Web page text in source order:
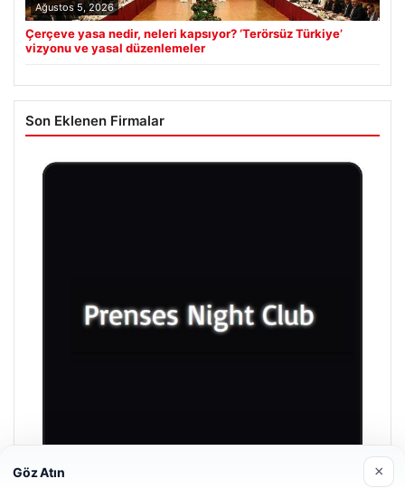
Ağustos 5, 2026
Çerçeve yasa nedir, neleri kapsıyor? ‘Terörsüz Türkiye’
vizyonu ve yasal düzenlemeler
Son Eklenen Firmalar
Göz Atın ×